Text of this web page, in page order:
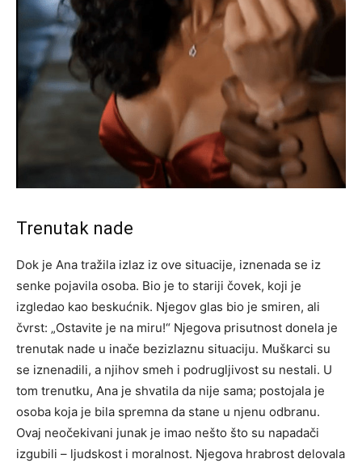
Trenutak nade
Dok je Ana tražila izlaz iz ove situacije, iznenada se iz
senke pojavila osoba. Bio je to stariji čovek, koji je
izgledao kao beskućnik. Njegov glas bio je smiren, ali
čvrst: „Ostavite je na miru!“ Njegova prisutnost donela je
trenutak nade u inače bezizlaznu situaciju. Muškarci su
se iznenadili, a njihov smeh i podrugljivost su nestali. U
tom trenutku, Ana je shvatila da nije sama; postojala je
osoba koja je bila spremna da stane u njenu odbranu.
Ovaj neočekivani junak je imao nešto što su napadači
izgubili – ljudskost i moralnost. Njegova hrabrost delovala